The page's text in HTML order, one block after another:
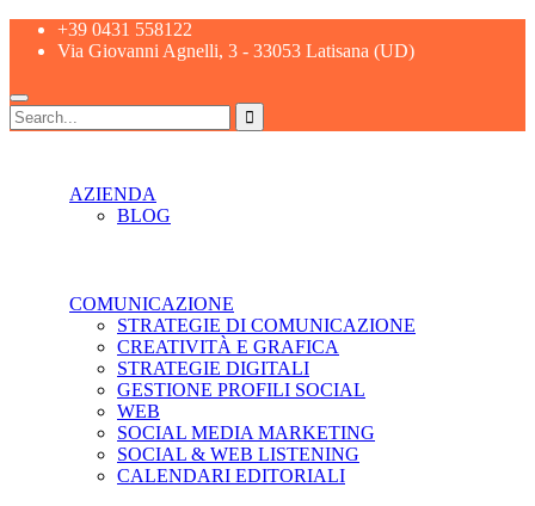
+39 0431 558122
Via Giovanni Agnelli, 3 - 33053 Latisana (UD)
AZIENDA
BLOG
COMUNICAZIONE
STRATEGIE DI COMUNICAZIONE
CREATIVITÀ E GRAFICA
STRATEGIE DIGITALI
GESTIONE PROFILI SOCIAL
WEB
SOCIAL MEDIA MARKETING
SOCIAL & WEB LISTENING
CALENDARI EDITORIALI